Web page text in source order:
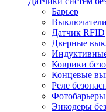
Барьер
Датчик RFID
Дверные
Коврики
Концевые
Реле
Фотобарьеры
Энкодеры